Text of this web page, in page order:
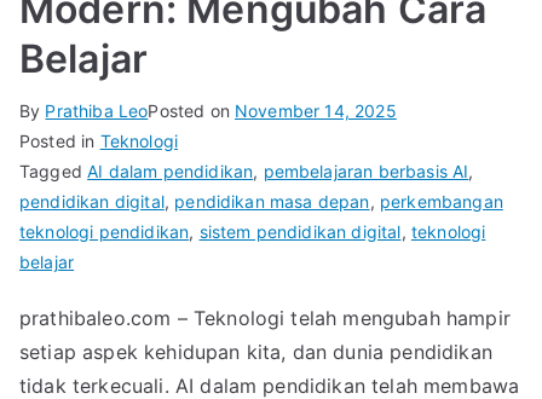
Belajar
By Prathiba LeoPosted on November 14, 2025
Posted in Teknologi
TaggedAI dalam pendidikan, pembelajaran berbasis AI,
pendidikan digital, pendidikan masa depan, perkembangan
teknologi pendidikan, sistem pendidikan digital, teknologi
belajar
prathibaleo.com – Teknologi telah mengubah hampir
setiap aspek kehidupan kita, dan dunia pendidikan
tidak terkecuali. AI dalam pendidikan telah membawa